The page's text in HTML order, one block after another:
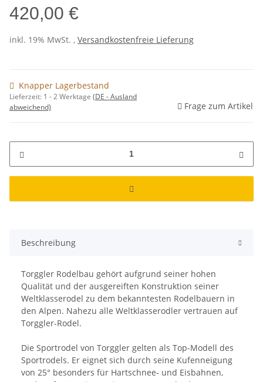
420,00 €
inkl. 19% MwSt. , Versandkostenfreie Lieferung
Knapper Lagerbestand
Lieferzeit: 1 - 2 Werktage (DE - Ausland
abweichend)
Frage zum Artikel
Beschreibung
Torggler Rodelbau gehört aufgrund seiner hohen
Qualität und der ausgereiften Konstruktion seiner
Weltklasserodel zu dem bekanntesten Rodelbauern in
den Alpen. Nahezu alle Weltklasserodler vertrauen auf
Torggler-Rodel.
Die Sportrodel von Torggler gelten als Top-Modell des
Sportrodels. Er eignet sich durch seine Kufenneigung
von 25° besonders für Hartschnee- und Eisbahnen,